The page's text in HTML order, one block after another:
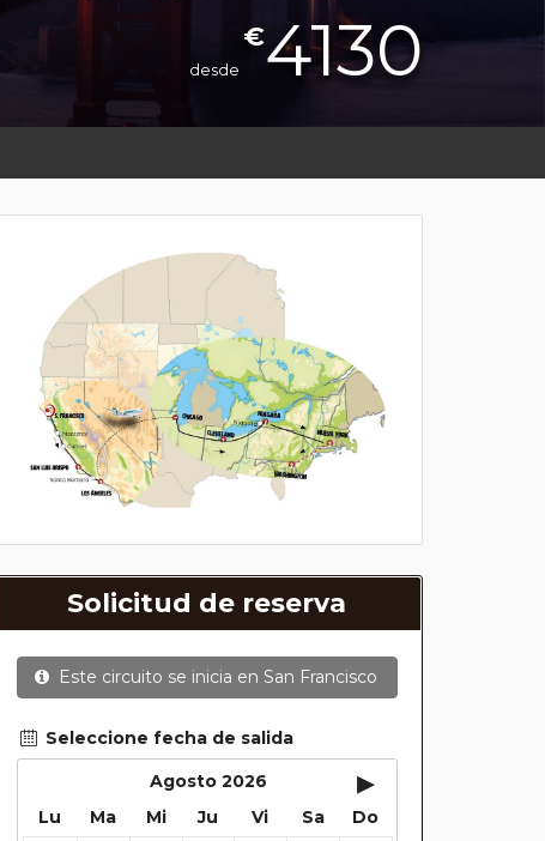
desde
€4130
Solicitud de reserva
Este circuito se inicia en San Francisco
Seleccione fecha de salida
Agosto 2026
▸
Lu Ma Mi Ju Vi Sa Do